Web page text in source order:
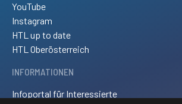
YouTube
Instagram
HTL up to date
HTL Oberösterreich
INFORMATIONEN
Infoportal für Interessierte